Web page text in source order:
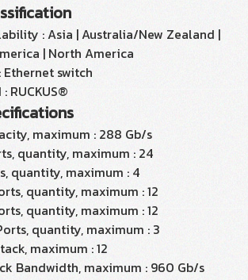
: Asia | Australia/New Zealand |
| North America
switch
RUCKUS®
maximum : 288 Gb/s
quantity, maximum : 24
quantity, maximum : 4
quantity, maximum : 12
quantity, maximum : 12
quantity, maximum : 3
maximum : 12
Bandwidth, maximum : 960 Gb/s